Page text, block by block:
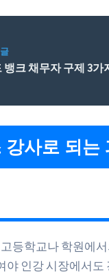
뱅크 채무자 구제 3가
사로 되는
등학교나 학원에
인강 시장에서도